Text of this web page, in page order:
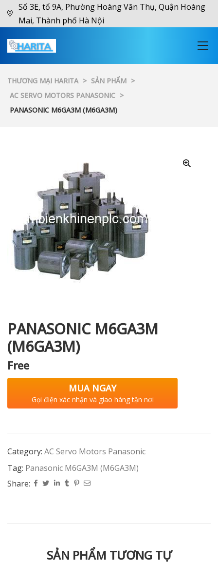
Số 3E, tổ 9A, Phường Hoàng Văn Thụ, Quận Hoàng
Mai, Thành phố Hà Nội
THƯƠNG MẠI HARITA > SẢN PHẨM >
AC SERVO MOTORS PANASONIC >
PANASONIC M6GA3M (M6GA3M)
PANASONIC M6GA3M
(M6GA3M)
Free
MUA NGAY
Gọi điện xác nhận và giao hàng tận nơi
Category: AC Servo Motors Panasonic
Tag: Panasonic M6GA3M (M6GA3M)
Share:
SẢN PHẨM TƯƠNG TỰ